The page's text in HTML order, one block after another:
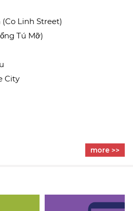
Linh Street)
Tú Mỡ)
City
more >>